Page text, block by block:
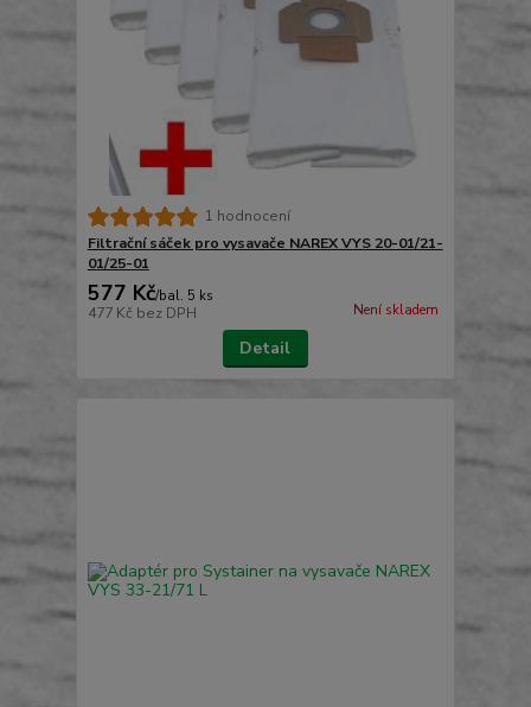
1 hodnocení
Filtrační sáček pro vysavače NAREX VYS 20-01/21-
01/25-01
577 Kč/bal. 5 ks
477 Kč bez DPH Není skladem
Detail